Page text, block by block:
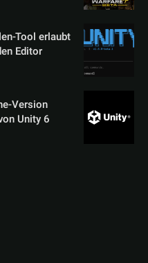
Tool erlaubt
Editor
Version
Unity 6